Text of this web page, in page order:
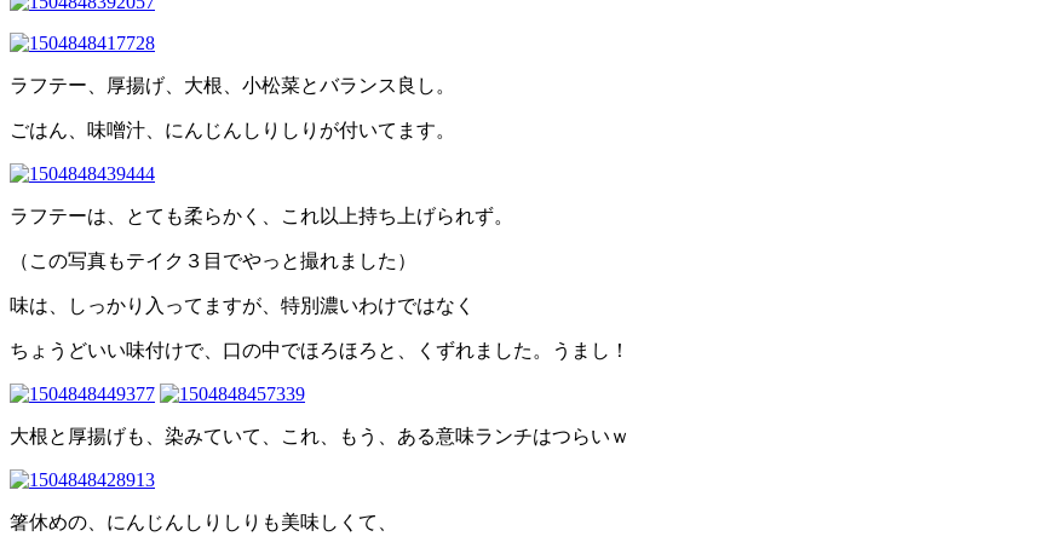
ラフテー、厚揚げ、大根、小松菜とバランス良し。
ごはん、味噌汁、にんじんしりしりが付いてます。
ラフテーは、とても柔らかく、これ以上持ち上げられず。
（この写真もテイク３目でやっと撮れました）
味は、しっかり入ってますが、特別濃いわけではなく
ちょうどいい味付けで、口の中でほろほろと、くずれました。うまし！
大根と厚揚げも、染みていて、これ、もう、ある意味ランチはつらいｗ
箸休めの、にんじんしりしりも美味しくて、